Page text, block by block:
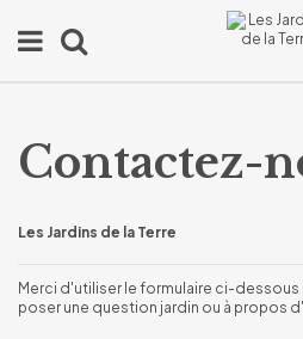
Contactez-
Les Jardins de la Terre
Merci d'utiliser le formulaire ci-dessous
poser une question jardin ou à propos